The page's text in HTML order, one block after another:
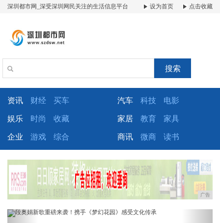
深圳都市网_深受深圳网民关注的生活信息平台 设为首页 点击收藏
搜索
资讯 财经 买车 汽车 科技 电影
娱乐 时尚 收藏 家居 教育 家具
企业 游戏 综合 商讯 微商 读书
广告
Previous